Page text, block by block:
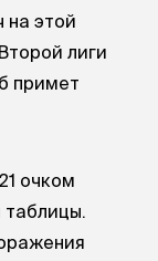
на этой
лиги
примет
очком